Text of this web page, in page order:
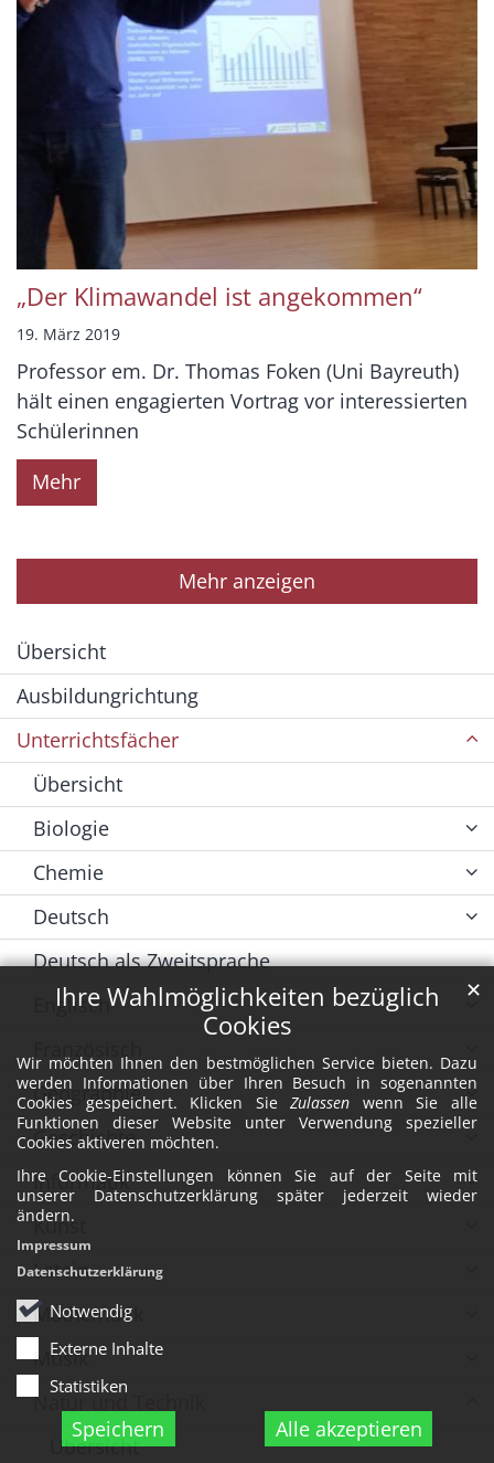
Ihre Wahlmöglichkeiten bezüglich
Cookies
Wir möchten Ihnen den bestmöglichen Service bieten. Dazu
werden Informationen über Ihren Besuch in sogenannten
Cookies gespeichert. Klicken SieZulassen wenn Sie alle
Funktionen dieser Website unter Verwendung spezieller
Cookies aktiveren möchten.
Ihre Cookie-Einstellungen können Sie auf der Seite mit
unserer Datenschutzerklärung später jederzeit wieder
ändern.
Notwendig
Externe Inhalte
Statistiken
Speichern Alle akzeptieren
✕
Impressum
Datenschutzerklärung
„Der Klimawandel ist angekommen“
19. März 2019
Professor em. Dr. Thomas Foken (Uni Bayreuth)
hält einen engagierten Vortrag vor interessierten
Schülerinnen
Mehr
Mehr anzeigen
Übersicht
Ausbildungrichtung
Unterrichtsfächer
Übersicht
Biologie
Chemie
Deutsch
Deutsch als Zweitsprache
Englisch
Geographie
Geschichte
Informatik
Kunst
Latein
Mathematik
Musik
Natur und Technik
Übersicht